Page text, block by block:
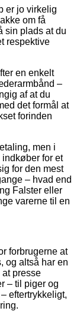
er jo virkelig
om få
sin plads at du
respektive
en enkelt
–
af at du
det formål at
forinden
men i
for et
for den mest
– hvad end
Falster eller
varerne til en
forbrugerne at
og altså har en
presse
– til piger og
eftertrykkeligt,